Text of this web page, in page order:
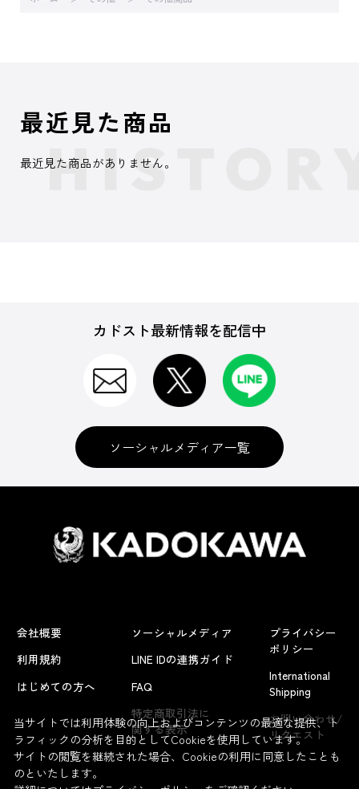
よくあるお問い合わせ
最近見た商品
最近見た商品がありません。
カドスト最新情報を配信中
ソーシャルメディア一覧
会社概要
利用規約
はじめての方へ
ソーシャルメディア
LINE IDの連携ガイド
FAQ
特定商取引法に
関する表示
プライバシー
ポリシー
International
Shipping
お問い合わせ/
リクエスト
当サイトでは利用体験の向上およびコンテンツの最適な提供、ト
ラフィックの分析を目的としてCookieを使用しています。
サイトの閲覧を継続された場合、Cookieの利用に同意したことも
のといたします。